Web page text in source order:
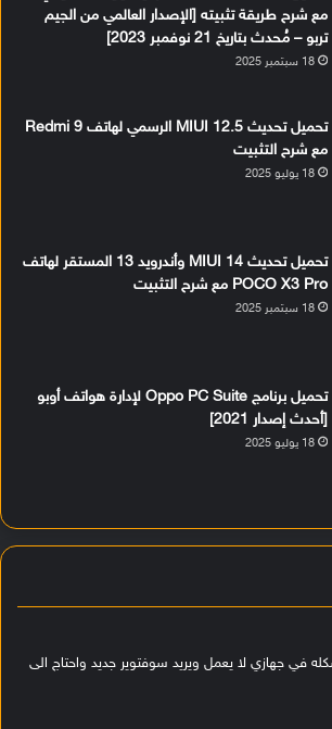
مع شرح طريقة تثبيته [الإصدار العالمي من الجيم
تربو – مُحدث بتاريخ 21 نوفمبر 2023]
18 سبتمبر 2025
تحميل تحديث MIUI 12.5 الرسمي لهاتف Redmi 9
مع شرح التثبيت
18 يوليو 2025
تحميل تحديث MIUI 14 وأندرويد 13 المستقر لهاتف
POCO X3 Pro مع شرح التثبيت
18 سبتمبر 2025
تحميل برنامج Oppo PC Suite لإدارة هواتف أوبو
[أحدث إصدار 2021]
18 يوليو 2025
في جهازي لا يعمل ويريد سوفتوير جديد واحتاج الى